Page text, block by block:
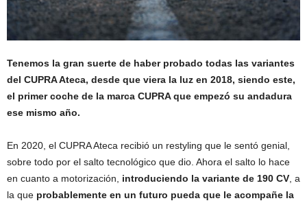
Tenemos la gran suerte de haber probado todas las variantes
del CUPRA Ateca, desde que viera la luz en 2018, siendo este,
el primer coche de la marca CUPRA que empezó su andadura
ese mismo año.
En 2020, el CUPRA Ateca recibió un restyling que le sentó genial,
sobre todo por el salto tecnológico que dio. Ahora el salto lo hace
en cuanto a motorización, introduciendo la variante de 190 CV, a
la que probablemente en un futuro pueda que le acompañe la